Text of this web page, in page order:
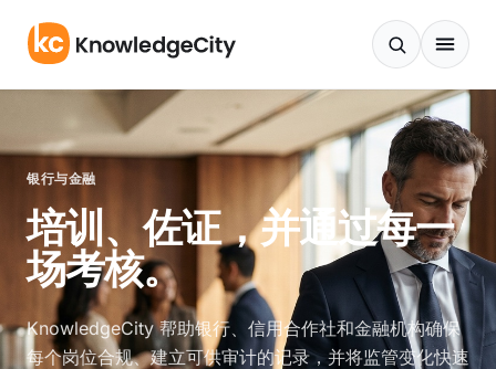
银行与金融
培训、佐证，并通过每一
场考核。
KnowledgeCity 帮助银行、信用合作社和金融机构确保
每个岗位合规、建立可供审计的记录，并将监管变化快速